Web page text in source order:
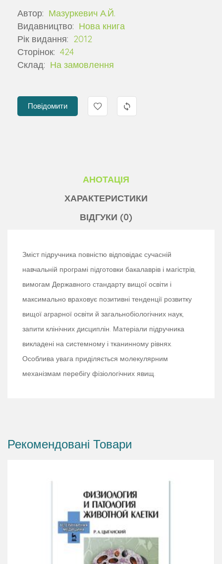
Автор: Мазуркевич А.Й.
Видавництво: Нова книга
Рік видання: 2012
Сторінок: 424
Склад: На замовлення
Повідомити
АНОТАЦІЯ
ХАРАКТЕРИСТИКИ
ВІДГУКИ (0)
Зміст підручника повністю відповідає сучасній
навчальній програмі підготовки бакалаврів і магістрів,
вимогам Державного стандарту вищої освіти і
максимально враховує позитивні тенденції розвитку
вищої аграрної освіти й загальнобіологічних наук,
запити клінічних дисциплін. Матеріали підручника
викладені на системному і тканинному рівнях.
Особлива увага приділяється молекулярним
механізмам перебігу фізіологічних явищ.
Рекомендовані Товари